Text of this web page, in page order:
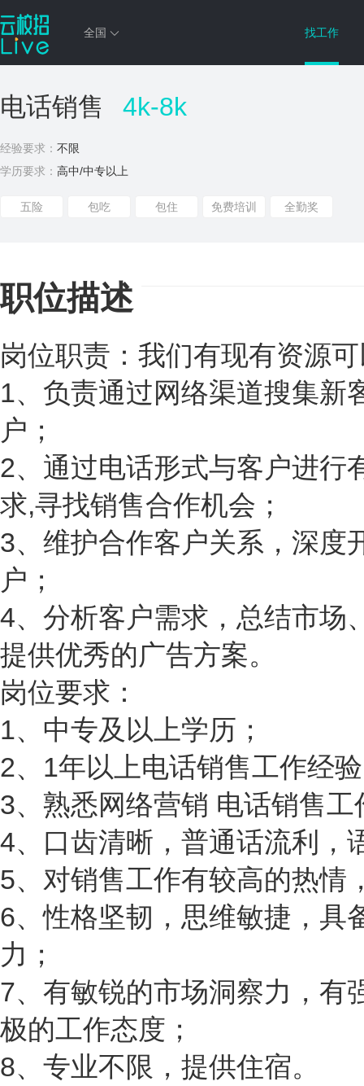
全国 找工作
电话销售 4k-8k
经验要求： 不限
学历要求： 高中/中专以上
五险 包吃 包住 免费培训 全勤奖
职位描述
岗位职责：我们有现有资源
1、负责通过网络渠道搜集新
户；
2、通过电话形式与客户进行
求,寻找销售合作机会；
3、维护合作客户关系，深度
户；
4、分析客户需求，总结市场
提供优秀的广告方案。
岗位要求：
1、中专及以上学历；
2、1年以上电话销售工作经
3、熟悉网络营销 电话销售
4、口齿清晰，普通话流利，
5、对销售工作有较高的热情
6、性格坚韧，思维敏捷，具
力；
7、有敏锐的市场洞察力，有
极的工作态度；
8、专业不限，提供住宿。